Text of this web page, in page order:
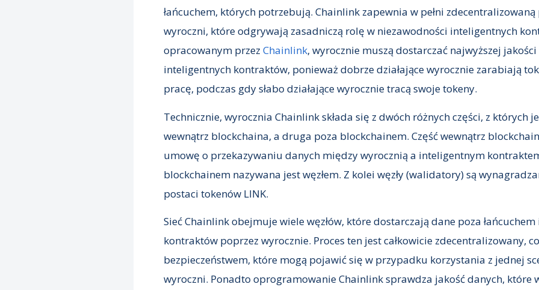
łańcuchem, których potrzebują. Chainlink zapewnia w pełni
wyroczni, które odgrywają zasadniczą rolę w niezawodności inteligentnych
opracowanym przez Chainlink, wyrocznie muszą dostarczać najwyższej
inteligentnych kontraktów, ponieważ dobrze działające wyrocznie zarabiają
pracę, podczas gdy słabo działające wyrocznie tracą swoje tokeny.
Technicznie, wyrocznia Chainlink składa się z dwóch różnych części, z których
wewnątrz blockchaina, a druga poza blockchainem. Część wewnątrz
umowę o przekazywaniu danych między wyrocznią a inteligentnym
blockchainem nazywana jest węzłem. Z kolei węzły (walidatory) są
postaci tokenów LINK.
Sieć Chainlink obejmuje wiele węzłów, które dostarczają dane poza
kontraktów poprzez wyrocznie. Proces ten jest całkowicie zdecentralizowany,
bezpieczeństwem, które mogą pojawić się w przypadku korzystania z jednej
wyroczni. Ponadto oprogramowanie Chainlink sprawdza jakość danych, które